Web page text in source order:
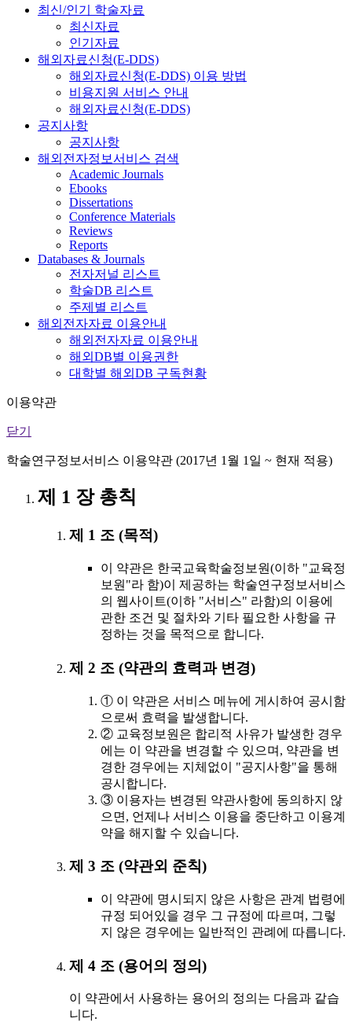
최신/인기 학술자료
최신자료
인기자료
해외자료신청(E-DDS)
해외자료신청(E-DDS) 이용 방법
비용지원 서비스 안내
해외자료신청(E-DDS)
공지사항
공지사항
해외전자정보서비스 검색
Academic Journals
Ebooks
Dissertations
Conference Materials
Reviews
Reports
Databases & Journals
전자저널 리스트
학술DB 리스트
주제별 리스트
해외전자자료 이용안내
해외전자자료 이용안내
해외DB별 이용권한
대학별 해외DB 구독현황
이용약관
닫기
학술연구정보서비스 이용약관 (2017년 1월 1일 ~ 현재 적용)
제 1 장 총칙
제 1 조 (목적)
이 약관은 한국교육학술정보원(이하 "교육정
보원"라 함)이 제공하는 학술연구정보서비스
의 웹사이트(이하 "서비스" 라함)의 이용에
관한 조건 및 절차와 기타 필요한 사항을 규
정하는 것을 목적으로 합니다.
제 2 조 (약관의 효력과 변경)
① 이 약관은 서비스 메뉴에 게시하여 공시함
으로써 효력을 발생합니다.
② 교육정보원은 합리적 사유가 발생한 경우
에는 이 약관을 변경할 수 있으며, 약관을 변
경한 경우에는 지체없이 "공지사항"을 통해
공시합니다.
③ 이용자는 변경된 약관사항에 동의하지 않
으면, 언제나 서비스 이용을 중단하고 이용계
약을 해지할 수 있습니다.
제 3 조 (약관외 준칙)
이 약관에 명시되지 않은 사항은 관계 법령에
규정 되어있을 경우 그 규정에 따르며, 그렇
지 않은 경우에는 일반적인 관례에 따릅니다.
제 4 조 (용어의 정의)
이 약관에서 사용하는 용어의 정의는 다음과 같습
니다.